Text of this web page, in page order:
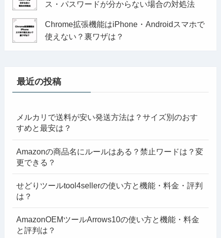
ス・パスワードが分からない場合の対処法
Chrome拡張機能はiPhone・Androidスマホで
使えない？裏ワザは？
最近の投稿
メルカリで送料が安い発送方法は？サイズ別のおす
すめと最安は？
Amazonの商品名にルールはある？禁止ワードは？変
更できる？
せどりツールtool4sellerの使い方と機能・料金・評判
は？
AmazonOEMツールArrows10の使い方と機能・料金
と評判は？